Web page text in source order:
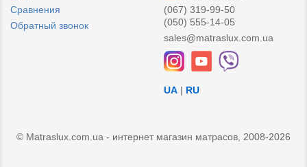
Сравнения
Обратный звонок
(067) 319-99-50
(050) 555-14-05
sales@matraslux.com.ua
UA | RU
© Matraslux.com.ua - интернет магазин матрасов, 2008-2026